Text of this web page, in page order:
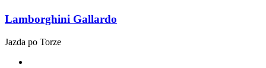
Lamborghini Gallardo
Jazda po Torze